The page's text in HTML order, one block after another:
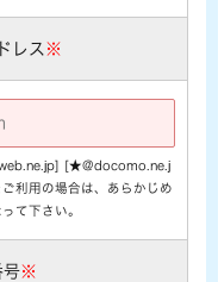
レス ※
[★@docomo.ne.j
利用の場合は、あらかじめ
て下さい。
号※